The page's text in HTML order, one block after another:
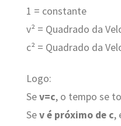
1 = constante
v² = Quadrado da
c² = Quadrado da
Logo:
Sev=c, o tempo se
Sev é próximo de c,